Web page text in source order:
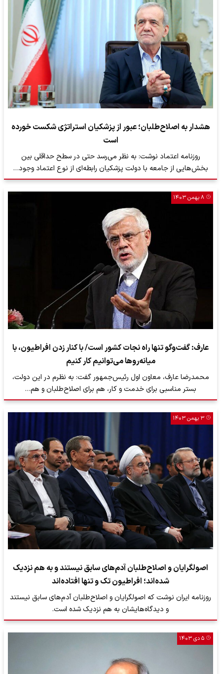
هشدار به اصلاح‌طلبان؛ عبور از پزشکیان استراتژی شکست خورده
است
روزنامه اعتماد نوشت: به نظر می‌رسد حتی در سطح حداقلی بین
بخش‌هایی از جامعه با دولت پزشکیان رابطه‌ای از نوع اعتماد وجود…
۸ بهمن ۱۴۰۳
عارف: گفت‌و‌گو تنها راه نجات کشور است/ با کنار زدن افراطیون، با
میانه‌روها می‌توانیم کار کنیم
محمدرضا عارف، معاون اول رئیس‌جمهور گفت: به نظرم در این دولت،
بستر مناسبی برای خدمت و کار، هم برای اصلاح‌طلبان و هم…
۳ بهمن ۱۴۰۳
اصولگرایان و اصلاح‌طلبان آدم‌های سابق نیستند و به هم نزدیک
شده‌اند؛ افراطیون تک و تنها افتاده‌اند
روزنامه ایران نوشت که اصولگرایان و اصلاح‌طلبان آدم‌های سابق نیستند
و دیدگاه‌هایشان به هم نزدیک شده است.
۵ دی ۱۴۰۳